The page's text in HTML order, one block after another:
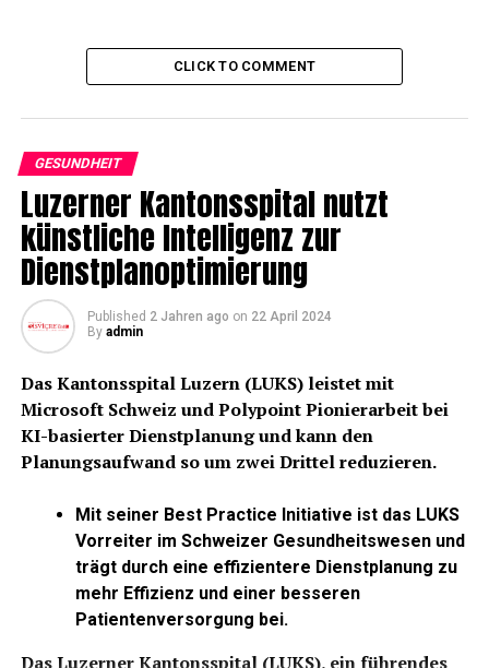
The O making miracle
babies 🤰🏻
#News#TikTokNews
#Stem #Pregnancy
#Science#Technology
#Math#Miracle#Baby
#PCOS
#Cure#ForYourPage
#ForYou
#fypwwowiinfoiinterestin
gf#fypシ
♬ original sound – WFF News
Ozempic wird als wirksames Mittel zur
Gewichtsreduktion angesehen. Allerdings ist umstritten,
ob es auch tatsächlich eine positive Wirkung auf die
Schwangerschaft hat. Videos auf TikTok sind voller
CLICK TO COMMENT
GESUNDHEIT
Luzerner Kantonsspital nutzt
künstliche Intelligenz zur
Dienstplanoptimierung
Published 2 Jahren ago on 22 April 2024
By admin
Das Kantonsspital Luzern (LUKS) leistet mit
Microsoft Schweiz und Polypoint Pionierarbeit bei
KI-basierter Dienstplanung und kann den
Planungsaufwand so um zwei Drittel reduzieren.
Mit seiner Best Practice Initiative ist das LUKS
Vorreiter im Schweizer Gesundheitswesen und
trägt durch eine effizientere Dienstplanung zu
mehr Effizienz und einer besseren
Patientenversorgung bei.
Das Luzerner Kantonsspital (LUKS), ein führendes